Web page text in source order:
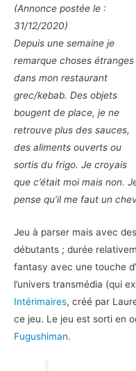
(Annonce postée le :
31/12/2020)
Depuis une semaine je
remarque choses étranges
dans mon restaurant
grec/kebab. Des objets
bougent de place, je ne
retrouve plus des sauces,
des aliments ouverts ou
sortis du frigo. Je croyais
que c’était moi mais non.
pense qu’il me faut un
Jeu à parser mais avec
débutants ; durée
fantasy avec une touche
l’univers transmédia (qui
Intérimaires, créé par
ce jeu. Le jeu est sorti en
Fugushiman.